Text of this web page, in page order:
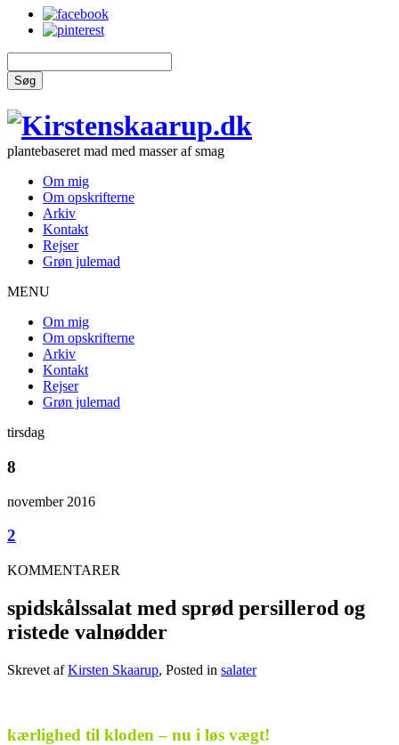
Søg
plantebaseret mad med masser af smag
Om mig
Om opskrifterne
Arkiv
Kontakt
Rejser
Grøn julemad
MENU
Om mig
Om opskrifterne
Arkiv
Kontakt
Rejser
Grøn julemad
tirsdag
8
november 2016
2
KOMMENTARER
spidskålssalat med sprød persillerod og
ristede valnødder
Skrevet afKirsten Skaarup, Posted in salater
kærlighed til kloden – nu i løs vægt!